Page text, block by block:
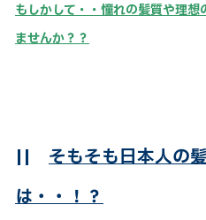
もしかして・・憧れの髪質や理
ませんか？？
|| そもそも日本人の
は・・！？